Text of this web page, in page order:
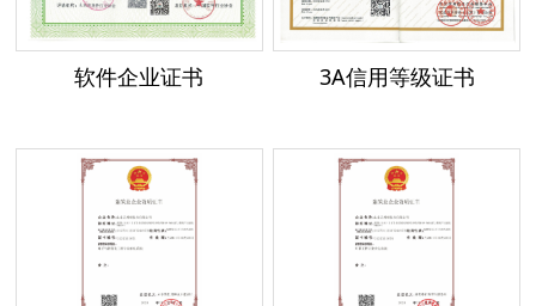
软件企业证书 3A信用等级证书